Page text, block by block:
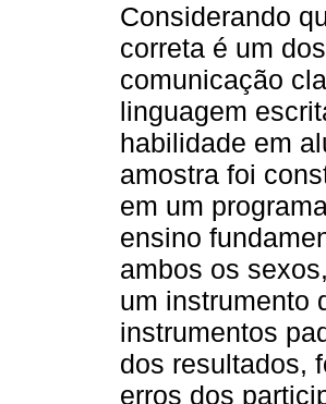
Considerando
correta é um
comunicação
linguagem
habilidade em
amostra foi
em um
ensino
ambos os
um instrumento
instrumentos
dos resultados,
erros dos